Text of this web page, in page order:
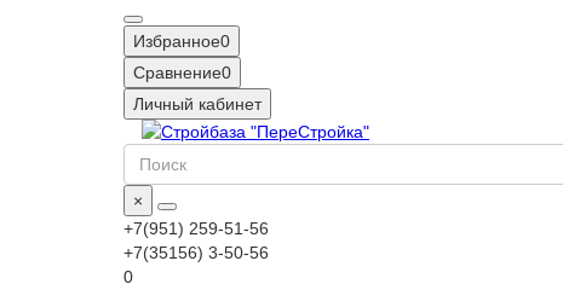
Избранное0
Сравнение0
Личный кабинет
×
+7(951) 259-51-56
+7(35156) 3-50-56
0